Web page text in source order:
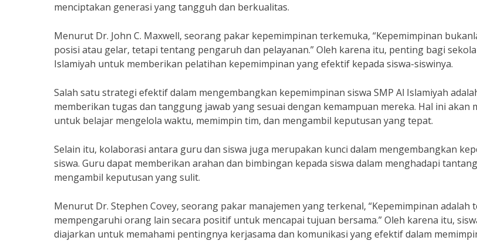
menciptakan generasi yang tangguh dan berkualitas.
Menurut Dr. John C. Maxwell, seorang pakar kepemimpinan terkemuka, “Kepemimpinan
posisi atau gelar, tetapi tentang pengaruh dan pelayanan.” Oleh karena itu, penting bagi
Islamiyah untuk memberikan pelatihan kepemimpinan yang efektif kepada siswa-siswinya.
Salah satu strategi efektif dalam mengembangkan kepemimpinan siswa SMP Al Islamiyah
memberikan tugas dan tanggung jawab yang sesuai dengan kemampuan mereka. Hal ini akan
untuk belajar mengelola waktu, memimpin tim, dan mengambil keputusan yang tepat.
Selain itu, kolaborasi antara guru dan siswa juga merupakan kunci dalam mengembangkan
siswa. Guru dapat memberikan arahan dan bimbingan kepada siswa dalam menghadapi
mengambil keputusan yang sulit.
Menurut Dr. Stephen Covey, seorang pakar manajemen yang terkenal, “Kepemimpinan adalah
mempengaruhi orang lain secara positif untuk mencapai tujuan bersama.” Oleh karena itu,
diajarkan untuk memahami pentingnya kerjasama dan komunikasi yang efektif dalam